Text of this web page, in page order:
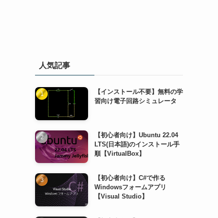
人気記事
【インストール不要】無料の学
習向け電子回路シミュレータ
【初心者向け】Ubuntu 22.04
LTS(日本語)のインストール手
順【VirtualBox】
【初心者向け】C#で作る
Windowsフォームアプリ
【Visual Studio】